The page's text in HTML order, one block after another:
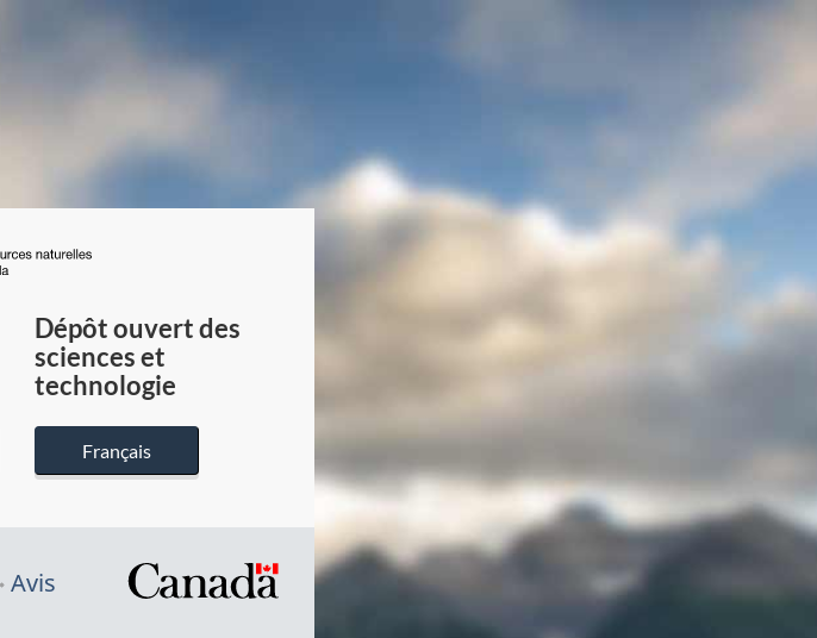
du
Canada
Dépôt ouvert des
sciences et
technologie
Français
Avis
/